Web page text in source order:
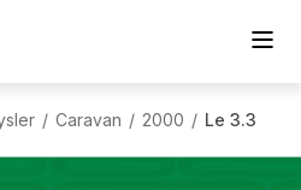
/ Caravan / 2000 / Le 3.3